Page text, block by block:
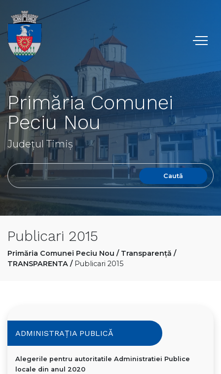
Primăria Comunei
Peciu Nou
Județul Timiș
Caută
Publicari 2015
Primăria Comunei Peciu Nou / Transparență /
TRANSPARENTA / Publicari 2015
ADMINISTRAȚIA PUBLICĂ
Alegerile pentru autoritatile Administratiei Publice
locale din anul 2020